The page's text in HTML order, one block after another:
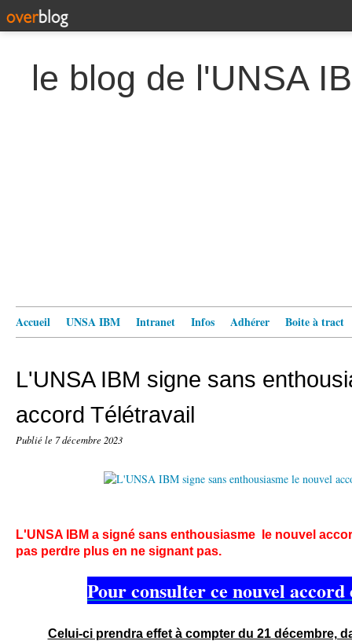
le blog de l'UNSA
Accueil UNSA IBM Intranet Infos Adhérer Boite à tract
L'UNSA IBM signe sans
accord Télétravail
Publié le 7 décembre 2023
L'UNSA IBM a signé sans enthousiasme le nouvel
pas perdre plus en ne signant pas.
Pour consulter ce nouvel
Celui-ci prendra effet à compter du 21 décembre,